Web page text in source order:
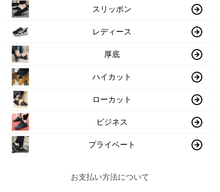
スリッポン
レディース
厚底
ハイカット
ローカット
ビジネス
プライベート
お支払い方法について